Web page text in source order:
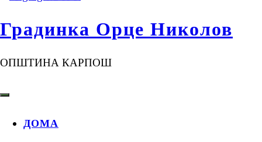
Градинка Орце Николов
ОПШТИНА КАРПОШ
ДОМА